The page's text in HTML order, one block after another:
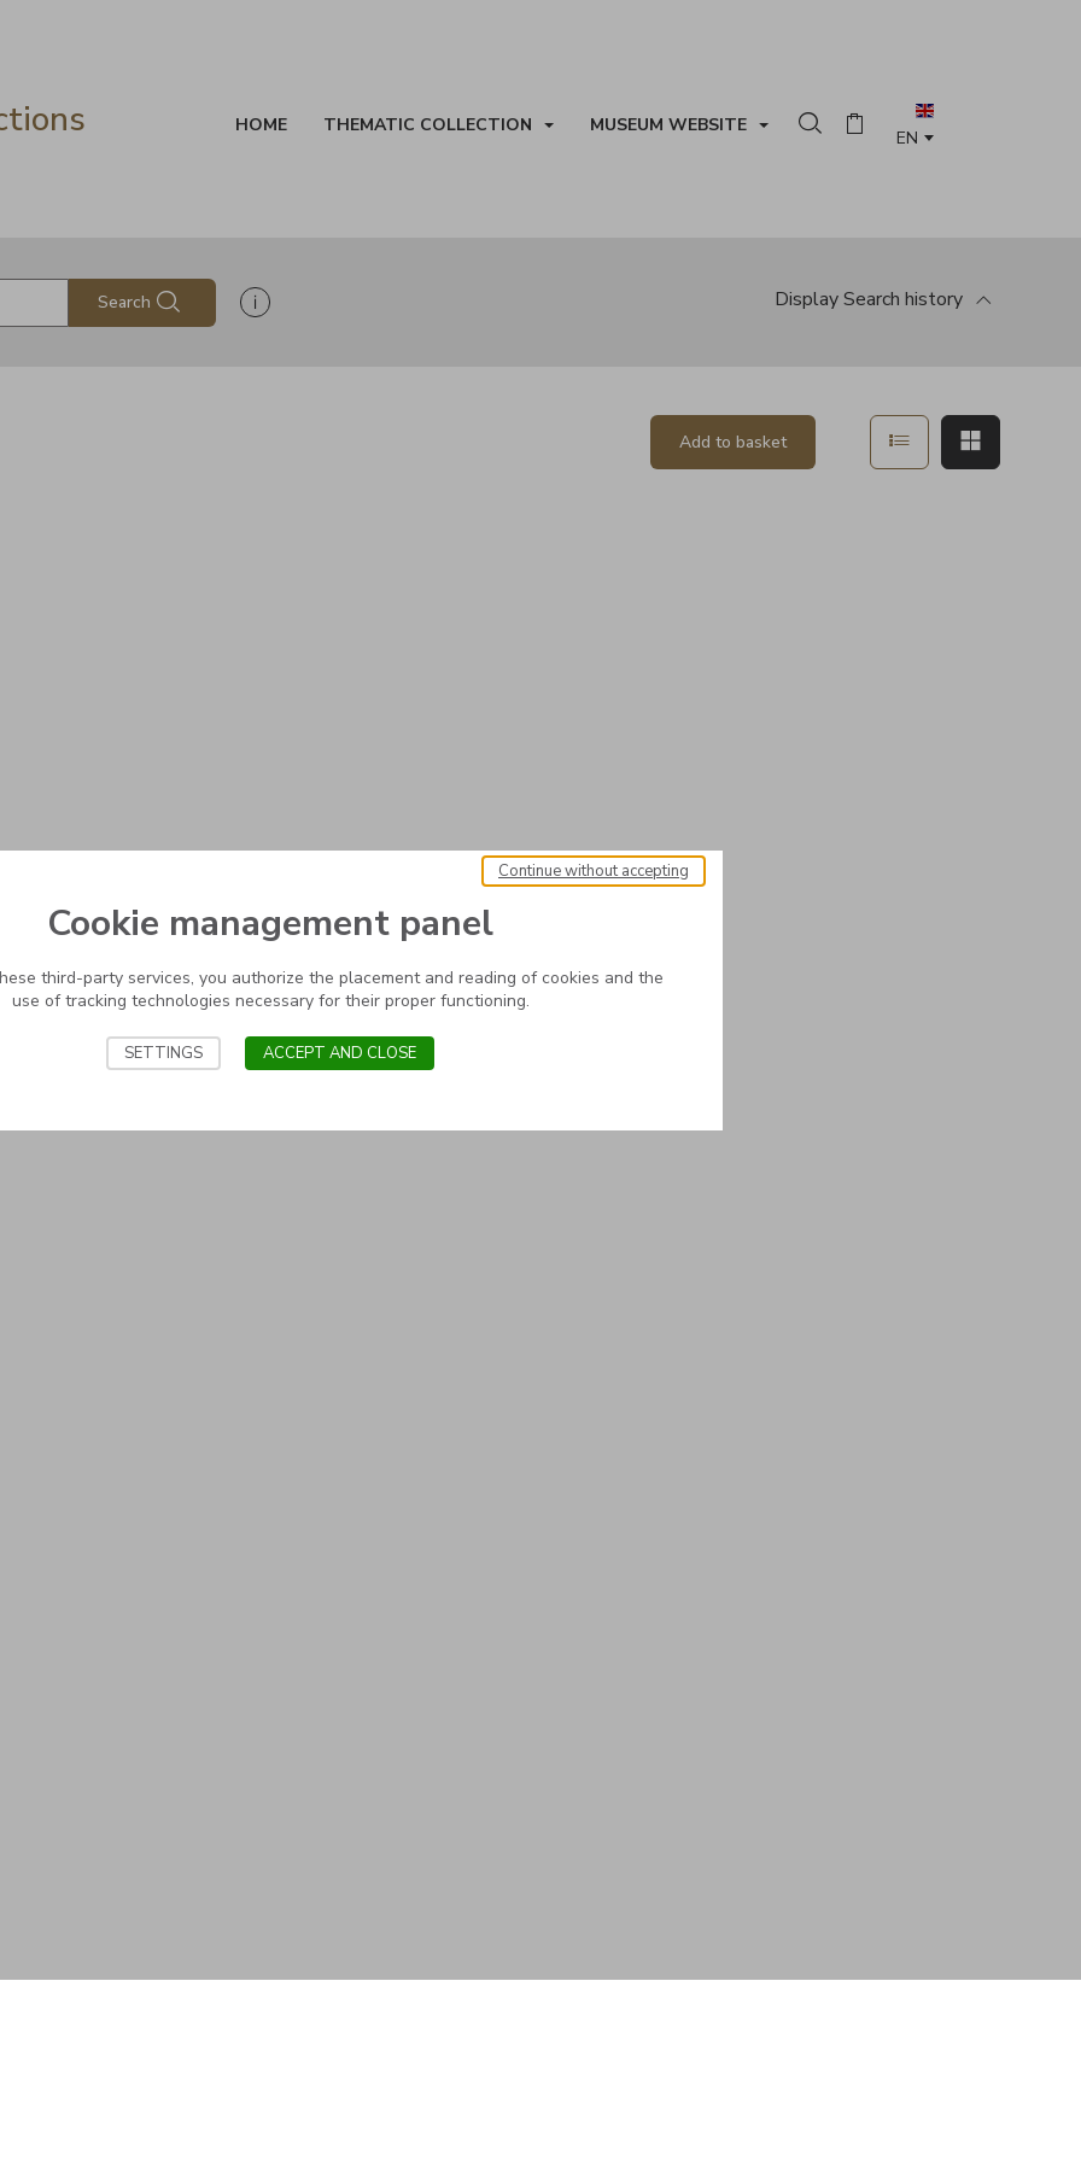
HOME THEMATIC COLLECTION MUSEUM WEBSITE Search in the collection
Basket
Search Show search help information DisplaySearch history
Add to basket Show in list mode
Cookie management panel
third-party services, you authorize the placement and reading of cookies and the
use of tracking technologies necessary for their proper functioning.
Continue without accepting
SETTINGS ACCEPT AND CLOSE